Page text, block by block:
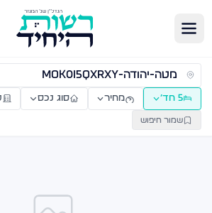
דירות למכירה ולהשכרה —
5 חד׳ מחיר סוג נכס
שמור חיפוש